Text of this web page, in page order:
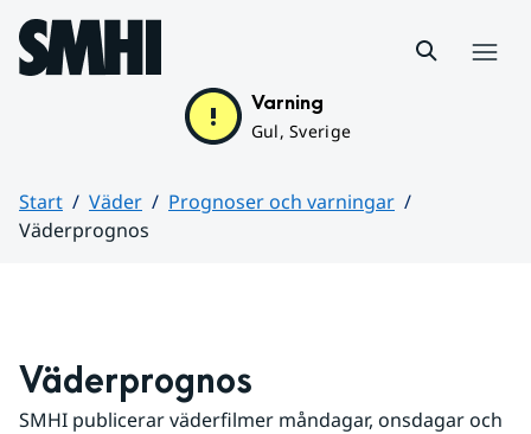
Hoppa till sidans innehåll
Varning
Gul, Sverige
Start Väder
Prognoser och varningar
Väderprognos
Väderprognos
SMHI publicerar väderfilmer måndagar, onsdagar och